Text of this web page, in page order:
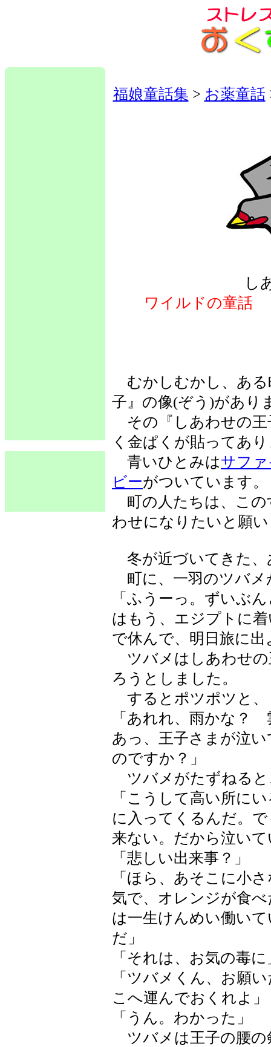
福娘童話集 > お薬童話
し
ワイルドの童話
むかしむかし、ある
子』の像(ぞう)があり
その『しあわせの王
く金ぱくが貼ってあ
青いひとみはサフ
ビーがついています。
町の人たちは、この
わせになりたいと願
冬が近づいてきた、
町に、一羽のツバメ
「ふうーっ。ずいぶ
はもう、エジプトに
で休んで、明日旅に出
ツバメはしあわせの
ろうとしました。
するとポツポツと、
「あれれ、雨かな？
あっ、王子さまが泣
のですか？」
ツバメがたずねると
「こうして高い所に
に入ってくるんだ。
来ない。だから泣い
「悲しい出来事？」
「ほら、あそこに小
気で、オレンジが食
は一生けんめい働い
だ」
「それは、お気の毒に
「ツバメくん、お願
こへ運んでおくれよ」
「うん。わかった」
ツバメは王子の腰の